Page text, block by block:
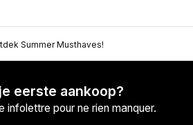
Summer Musthaves!
eerste aankoop?
infolettre pour ne rien manquer.